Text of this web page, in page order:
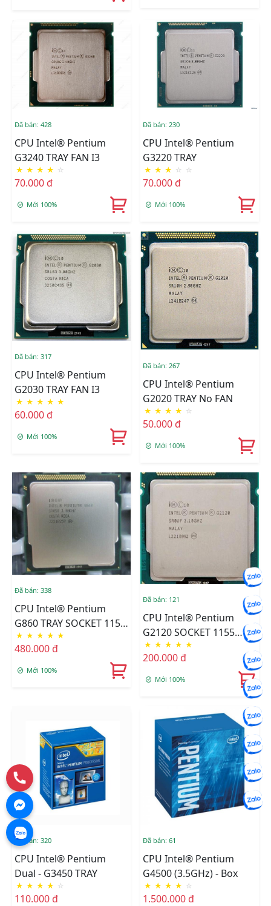
Đã bán: 428
CPU Intel® Pentium
G3240 TRAY FAN I3
★ ★ ★ ★ ☆
70.000 đ
Mới 100%
Đã bán: 230
CPU Intel® Pentium
G3220 TRAY
★ ★ ★ ☆ ☆
70.000 đ
Mới 100%
Đã bán: 317
CPU Intel® Pentium
G2030 TRAY FAN I3
★ ★ ★ ★ ★
60.000 đ
Mới 100%
Đã bán: 267
CPU Intel® Pentium
G2020 TRAY No FAN
★ ★ ★ ★ ☆
50.000 đ
Mới 100%
Đã bán: 338
CPU Intel® Pentium
G860 TRAY SOCKET 1155
FAN I3
★ ★ ★ ★ ★
480.000 đ
Mới 100%
Đã bán: 121
CPU Intel® Pentium
G2120 SOCKET 1155
TRAY FAN I3
★ ★ ★ ★ ★
200.000 đ
Mới 100%
Đã bán: 320
CPU Intel® Pentium
Dual - G3450 TRAY
★ ★ ★ ★ ☆
110.000 đ
Đã bán: 61
CPU Intel® Pentium
G4500 (3.5GHz) - Box
★ ★ ★ ★ ☆
1.500.000 đ